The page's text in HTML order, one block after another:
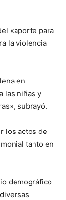
«aporte para
la violencia
en
las niñas y
subrayó.
los actos de
tanto en
demográfico